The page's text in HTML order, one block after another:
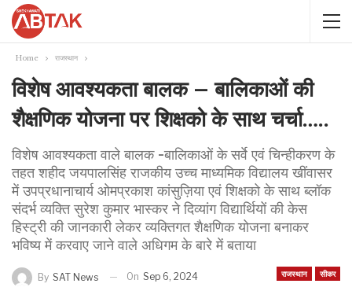
Home राजस्थान
विशेष आवश्यकता बालक – बालिकाओं की
शैक्षणिक योजना पर शिक्षको के साथ चर्चा…..
विशेष आवश्यकता वाले बालक -बालिकाओं के सर्वे एवं चिन्हीकरण के
तहत शहीद जयपालसिंह राजकीय उच्च माध्यमिक विद्यालय खींवासर
में उपप्रधानाचार्य ओमप्रकाश कांसुज़िया एवं शिक्षको के साथ ब्लॉक
संदर्भ व्यक्ति सुरेश कुमार भास्कर ने दिव्यांग विद्यार्थियों की केस
हिस्ट्री की जानकारी लेकर व्यक्तिगत शैक्षणिक योजना बनाकर
भविष्य में करवाए जाने वाले अधिगम के बारे में बताया
राजस्थान सीकर
By SAT News On Sep 6, 2024